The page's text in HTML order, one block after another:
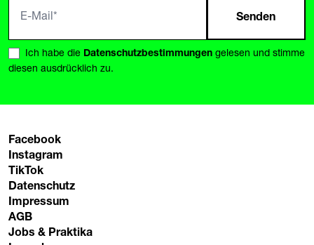
Ich habe die Datenschutzbestimmungen gelesen und stimme
diesen ausdrücklich zu.
Senden
Facebook
Instagram
TikTok
Datenschutz
Impressum
AGB
Jobs & Praktika